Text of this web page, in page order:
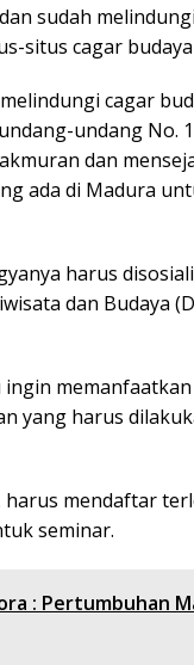
sudah
situs cagar
cagar
undang No.
dan
ada di Madura
harus
dan Budaya
ingin
yang harus
harus mendaftar
seminar.
: Pertumbuhan